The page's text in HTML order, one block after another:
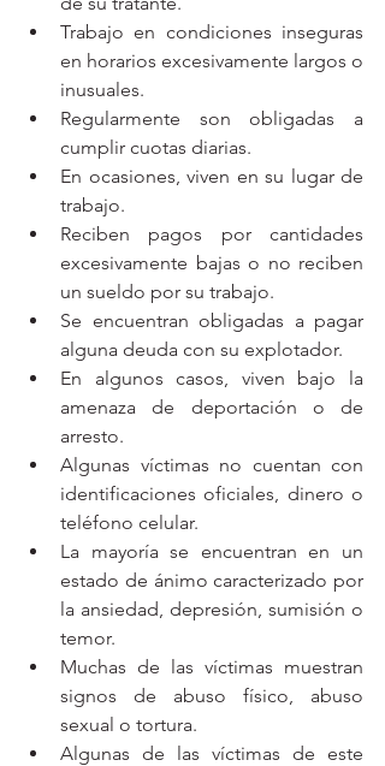
Trabajo en condiciones inseguras
en horarios excesivamente largos o
inusuales.
Regularmente son obligadas a
cumplir cuotas diarias.
En ocasiones, viven en su lugar de
trabajo.
Reciben pagos por cantidades
excesivamente bajas o no reciben
un sueldo por su trabajo.
Se encuentran obligadas a pagar
alguna deuda con su explotador.
En algunos casos, viven bajo la
amenaza de deportación o de
arresto.
Algunas víctimas no cuentan con
identificaciones oficiales, dinero o
teléfono celular.
La mayoría se encuentran en un
estado de ánimo caracterizado por
la ansiedad, depresión, sumisión o
temor.
Muchas de las víctimas muestran
signos de abuso físico, abuso
sexual o tortura.
Algunas de las víctimas de este